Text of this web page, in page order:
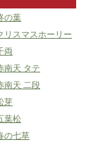
の葉
リスマスホーリー
両
南天 タテ
南天 二段
芽
葉松
の七草